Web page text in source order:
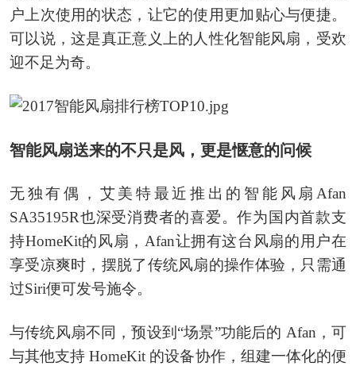
户上次使用的状态，让它的使用更加贴心与便捷。
可以说，这是真正意义上的人性化智能风扇，受欢
迎不足为奇。
智能风扇送来的不只是风，更是惬意的问候
无独有偶，艾美特最近推出的智能风扇Afan
SA35195R也深受消费者的喜爱。作为国内首款支
持HomeKit的风扇，Afan让拥有这台风扇的用户在
享受凉爽时，摆脱了传统风扇的操作体验，只需通
过Siri便可发号施令。
与传统风扇不同，预设到“场景”功能后的 Afan，可
与其他支持 HomeKit 的设备协作，组建一体化的便